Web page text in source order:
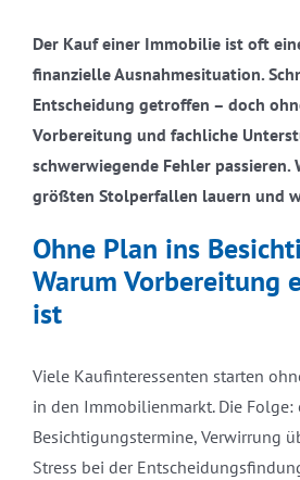
Der Kauf einer Immobilie ist oft
finanzielle Ausnahmesituation.
Entscheidung getroffen – doch
Vorbereitung und fachliche
schwerwiegende Fehler passieren.
größten Stolperfallen lauern und
Ohne Plan ins
Warum Vorbereitung
ist
Viele Kaufinteressenten starten
in den Immobilienmarkt. Die Folge:
Besichtigungstermine, Verwirrung
Stress bei der